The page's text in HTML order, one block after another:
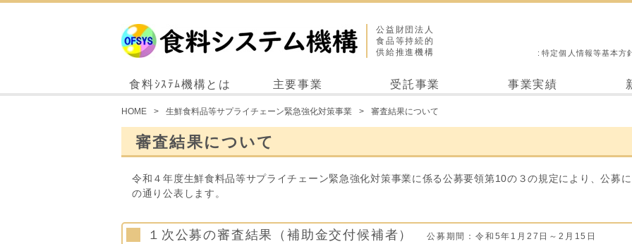
公益財団法人
食品等持続的
供給推進機構
特定個人情報等基本方
食料ｼｽﾃﾑ機構とは 主要事業 受託事業 事業実績
HOME 生鮮食料品等サプライチェーン緊急強化対策事業 審査結果について
審査結果について
令和４年度生鮮食料品等サプライチェーン緊急強化対策事業に係る公募要領第10の３の規定により、公募
の通り公表します。
１次公募の審査結果（補助金交付候補者） 公募期間：令和5年1月27日～2月15日